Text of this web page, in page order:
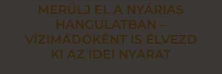
MERÜLJ EL A NYÁRIAS
HANGULATBAN –
VÍZIMÁDÓKÉNT IS ÉLVEZD
KI AZ IDEI NYARAT